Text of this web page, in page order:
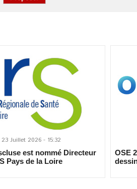
Juillet 2026 - 15:32
est nommé Directeur
Pays de la Loire
OSE